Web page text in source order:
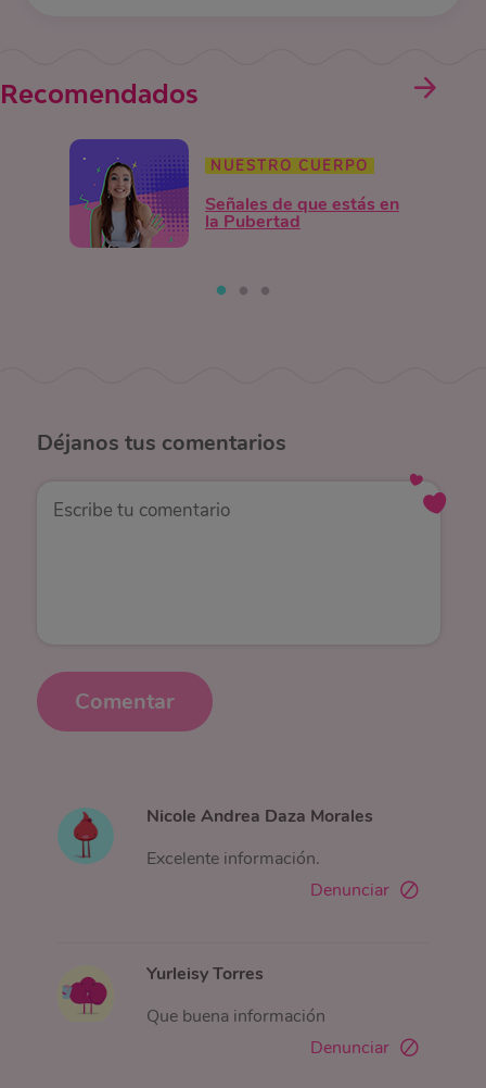
Recomendados
NUESTRO CUERPO
Señales de que estás en
la Pubertad
Déjanos tus comentarios
Comentar
Nicole Andrea Daza Morales
Excelente información.
Denunciar
Yurleisy Torres
Que buena información
Denunciar